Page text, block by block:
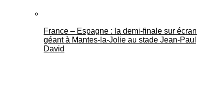
France – Espagne : la demi-finale sur écran
géant à Mantes-la-Jolie au stade Jean-Paul
David